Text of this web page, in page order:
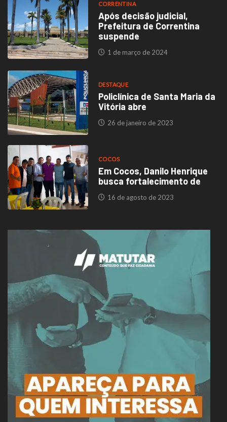
CORRENTINA
Após decisão judicial,
Prefeitura de Correntina
suspende
1 de março de 2024
DESTAQUE
Policlínica de Santa Maria da
Vitória abre
26 de janeiro de 2023
COCOS
Em Cocos, Danilo Henrique
busca fortalecimento de
16 de agosto de 2023